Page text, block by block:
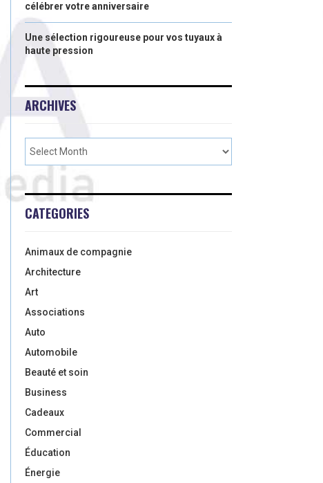
célébrer votre anniversaire
Une sélection rigoureuse pour vos tuyaux à
haute pression
ARCHIVES
CATEGORIES
Animaux de compagnie
Architecture
Art
Associations
Auto
Automobile
Beauté et soin
Business
Cadeaux
Commercial
Éducation
Énergie